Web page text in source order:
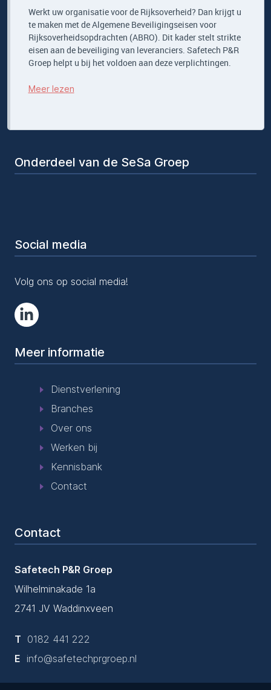
Werkt uw organisatie voor de Rijksoverheid? Dan krijgt u
te maken met de Algemene Beveiligingseisen voor
Rijksoverheidsopdrachten (ABRO). Dit kader stelt strikte
eisen aan de beveiliging van leveranciers. Safetech P&R
Groep helpt u bij het voldoen aan deze verplichtingen.
Meer lezen
Onderdeel van de SeSa Groep
Social media
Volg ons op social media!
Meer informatie
Dienstverlening
Branches
Over ons
Werken bij
Kennisbank
Contact
Contact
Safetech P&R Groep
Wilhelminakade 1a
2741 JV Waddinxveen
T 0182 441 222
E info@safetechprgroep.nl